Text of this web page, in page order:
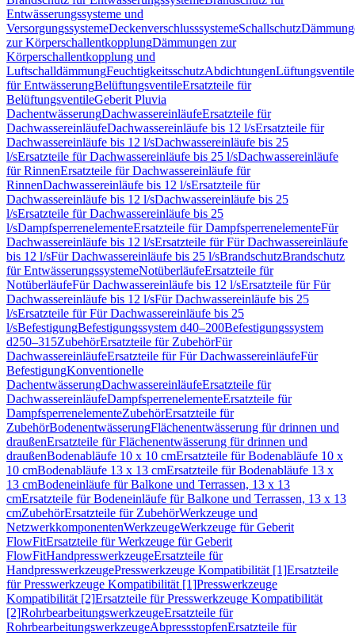
Entwässerungssysteme und
VersorgungssystemeDeckenverschlusssystemeSchallschutz
zur KörperschallentkopplungDämmungen zur
Körperschallentkopplung und
LuftschalldämmungFeuchtigkeitsschutzAbdichtungenLüftungsventile
für EntwässerungBelüftungsventileErsatzteile für
BelüftungsventileGeberit Pluvia
DachentwässerungDachwassereinläufeErsatzteile für
DachwassereinläufeDachwassereinläufe bis 12 l/sErsatzteile für
Dachwassereinläufe bis 12 l/sDachwassereinläufe bis 25
l/sErsatzteile für Dachwassereinläufe bis 25 l/sDachwassereinläufe
für RinnenErsatzteile für Dachwassereinläufe für
RinnenDachwassereinläufe bis 12 l/sErsatzteile für
Dachwassereinläufe bis 12 l/sDachwassereinläufe bis 25
l/sErsatzteile für Dachwassereinläufe bis 25
l/sDampfsperrenelementeErsatzteile für DampfsperrenelementeFür
Dachwassereinläufe bis 12 l/sErsatzteile für Für Dachwassereinläufe
bis 12 l/sFür Dachwassereinläufe bis 25 l/sBrandschutzBrandschutz
für EntwässerungssystemeNotüberläufeErsatzteile für
NotüberläufeFür Dachwassereinläufe bis 12 l/sErsatzteile für Für
Dachwassereinläufe bis 12 l/sFür Dachwassereinläufe bis 25
l/sErsatzteile für Für Dachwassereinläufe bis 25
l/sBefestigungBefestigungssystem d40–200Befestigungssystem
d250–315ZubehörErsatzteile für ZubehörFür
DachwassereinläufeErsatzteile für Für DachwassereinläufeFür
BefestigungKonventionelle
DachentwässerungDachwassereinläufeErsatzteile für
DachwassereinläufeDampfsperrenelementeErsatzteile für
DampfsperrenelementeZubehörErsatzteile für
ZubehörBodenentwässerungFlächenentwässerung für drinnen und
draußenErsatzteile für Flächenentwässerung für drinnen und
draußenBodenabläufe 10 x 10 cmErsatzteile für Bodenabläufe 10 x
10 cmBodenabläufe 13 x 13 cmErsatzteile für Bodenabläufe 13 x
13 cmBodeneinläufe für Balkone und Terrassen, 13 x 13
cmErsatzteile für Bodeneinläufe für Balkone und Terrassen, 13 x 13
cmZubehörErsatzteile für ZubehörWerkzeuge und
NetzwerkkomponentenWerkzeugeWerkzeuge für Geberit
FlowFitErsatzteile für Werkzeuge für Geberit
FlowFitHandpresswerkzeugeErsatzteile für
HandpresswerkzeugePresswerkzeuge Kompatibilität [1]Ersatzteile
für Presswerkzeuge Kompatibilität [1]Presswerkzeuge
Kompatibilität [2]Ersatzteile für Presswerkzeuge Kompatibilität
[2]RohrbearbeitungswerkzeugeErsatzteile für
RohrbearbeitungswerkzeugeAbpressstopfenErsatzteile für